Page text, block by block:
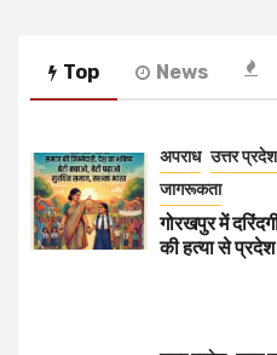
Top News
अपराध उत्तर प्रदेश
जागरूकता
गोरखपुर में
की हत्या से